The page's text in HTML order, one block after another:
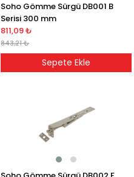
Soho Gömme Sürgü DB001 B
Serisi 300 mm
811,09 ₺
843,21 ₺
Sepete Ekle